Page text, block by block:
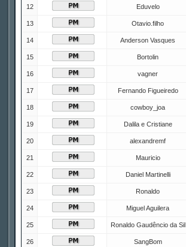
12 Eduvelo
13 Otavio.filho
14 Anderson Vasques
15 Bortolin
16 vagner
17 Fernando Figueiredo
18 cowboy_joa
19 Dalila e Cristiane
20 alexandremf
21 Mauricio
22 Daniel Martinelli
23 Ronaldo
24 Miguel Aguilera
25 Ronaldo Gaudêncio da Sil
26 SangBom